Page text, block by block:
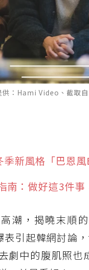
供：Hami Video、截取
季新風格「巴恩
南：做好這3件
潮，揭曉末順
表引起韓網討論
劇中的腹肌照